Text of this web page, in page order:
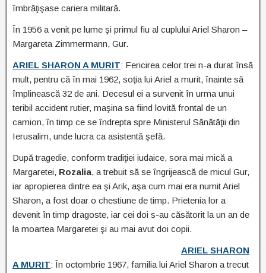
îmbrăţişase cariera militară.
În 1956 a venit pe lume şi primul fiu al cuplului Ariel Sharon –
Margareta Zimmermann, Gur.
ARIEL SHARON A MURIT: Fericirea celor trei n-a durat însă
mult, pentru că în mai 1962, soţia lui Ariel a murit, înainte să
împlinească 32 de ani. Decesul ei a survenit în urma unui
teribil accident rutier, maşina sa fiind lovită frontal de un
camion, în timp ce se îndrepta spre Ministerul Sănătăţii din
Ierusalim, unde lucra ca asistentă şefă.
După tragedie, conform tradiţiei iudaice, sora mai mică a
Margaretei, Rozalia, a trebuit să se îngrijească de micul Gur,
iar apropierea dintre ea şi Arik, aşa cum mai era numit Ariel
Sharon, a fost doar o chestiune de timp. Prietenia lor a
devenit în timp dragoste, iar cei doi s-au căsătorit la un an de
la moartea Margaretei şi au mai avut doi copii.
ARIEL SHARON
A MURIT: În octombrie 1967, familia lui Ariel Sharon a trecut